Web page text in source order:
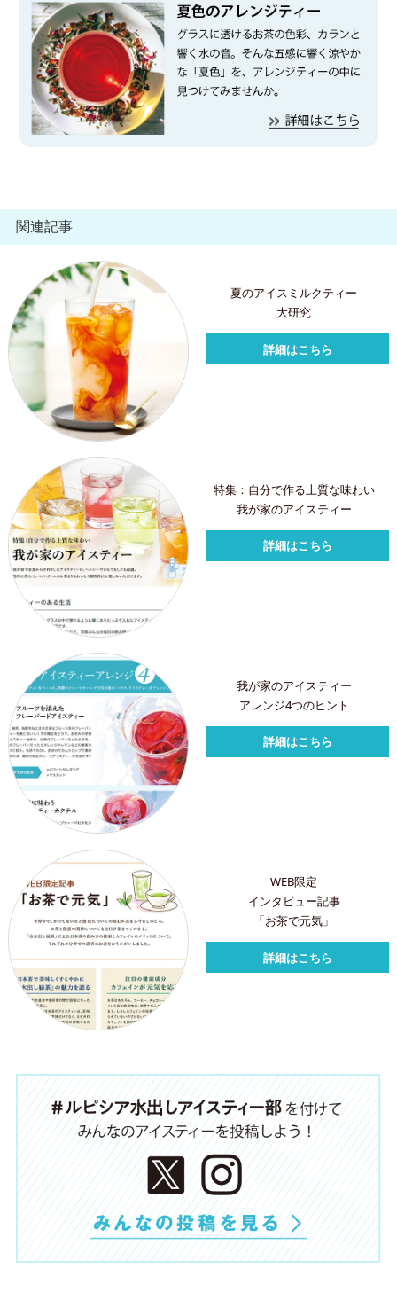
関連記事
夏のアイスミルクティー
大研究
詳細はこちら
特集：自分で作る上質な味わい
我が家のアイスティー
詳細はこちら
我が家のアイスティー
アレンジ4つのヒント
詳細はこちら
WEB限定
インタビュー記事
「お茶で元気」
詳細はこちら